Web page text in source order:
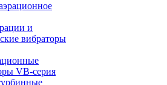
и
вибраторы
VB-серия